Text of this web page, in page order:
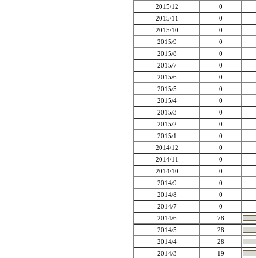
2015/12
0
2015/11
0
2015/10
0
2015/9
0
2015/8
0
2015/7
0
2015/6
0
2015/5
0
2015/4
0
2015/3
0
2015/2
0
2015/1
0
2014/12
0
2014/11
0
2014/10
0
2014/9
0
2014/8
0
2014/7
0
2014/6
78
2014/5
28
2014/4
28
2014/3
19